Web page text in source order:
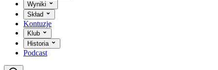
Wyniki
Skład
Kontuzje
Klub
Historia
Podcast